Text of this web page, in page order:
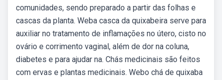
comunidades, sendo preparado a partir das folhas e
cascas da planta. Weba casca da quixabeira serve para
auxiliar no tratamento de inflamações no útero, cisto no
ovário e corrimento vaginal, além de dor na coluna,
diabetes e para ajudar na. Chás medicinais são feitos
com ervas e plantas medicinais. Webo chá de quixaba